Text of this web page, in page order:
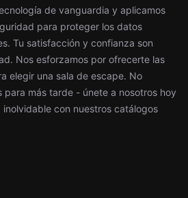
de vanguardia y aplicamos
para proteger los datos
Tu satisfacción y confianza son
Nos esforzamos por ofrecerte las
elegir una sala de escape. No
para más tarde - únete a nosotros hoy
con nuestros catálogos